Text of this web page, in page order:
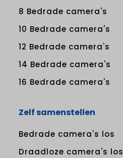
8 Bedrade camera's
10 Bedrade camera's
12 Bedrade camera's
14 Bedrade camera's
16 Bedrade camera's
Zelf samenstellen
Bedrade camera's los
Draadloze camera's los